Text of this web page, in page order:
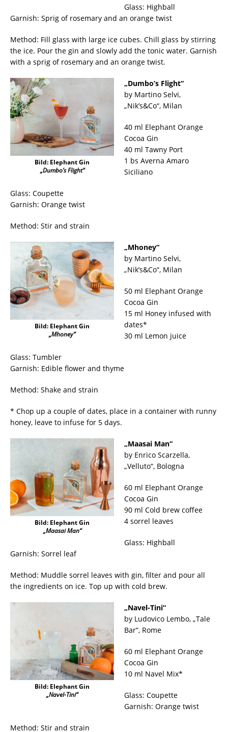
Glass: Highball
Garnish: Sprig of rosemary and an orange twist
Method: Fill glass with large ice cubes. Chill glass by stirring
the ice. Pour the gin and slowly add the tonic water. Garnish
with a sprig of rosemary and an orange twist.
Bild: Elephant Gin
„Dumbo’s Flight“
„Dumbo’s Flight“
by Martino Selvi,
„Nik’s&Co“, Milan
40 ml Elephant Orange
Cocoa Gin
40 ml Tawny Port
1 bs Averna Amaro
Siciliano
Glass: Coupette
Garnish: Orange twist
Method: Stir and strain
Bild: Elephant Gin
„Mhoney“
„Mhoney“
by Martino Selvi,
„Nik’s&Co“, Milan
50 ml Elephant Orange
Cocoa Gin
15 ml Honey infused with
dates*
30 ml Lemon juice
Glass: Tumbler
Garnish: Edible flower and thyme
Method: Shake and strain
* Chop up a couple of dates, place in a container with runny
honey, leave to infuse for 5 days.
Bild: Elephant Gin
„Maasai Man“
„Maasai Man“
by Enrico Scarzella,
„Velluto“, Bologna
60 ml Elephant Orange
Cocoa Gin
90 ml Cold brew coffee
4 sorrel leaves
Glass: Highball
Garnish: Sorrel leaf
Method: Muddle sorrel leaves with gin, filter and pour all
the ingredients on ice. Top up with cold brew.
Bild: Elephant Gin
„Navel-Tini“
„Navel-Tini“
by Ludovico Lembo, „Tale
Bar“, Rome
60 ml Elephant Orange
Cocoa Gin
10 ml Navel Mix*
Glass: Coupette
Garnish: Orange twist
Method: Stir and strain